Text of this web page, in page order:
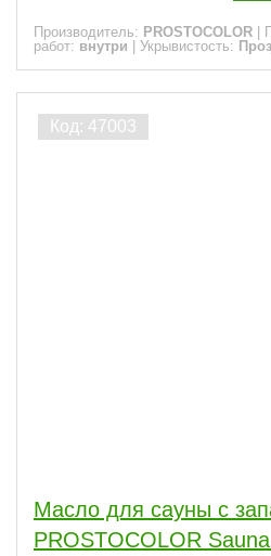
Производитель: PROSTOCOLOR
работ: внутри Укрывистость:
Масло для сауны с
PROSTOCOLOR